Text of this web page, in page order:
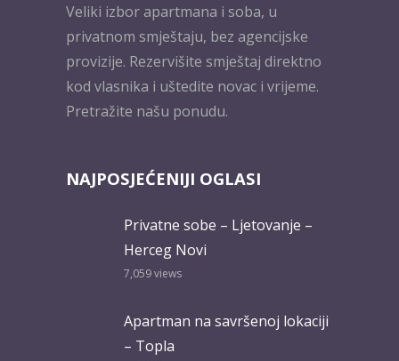
Veliki izbor apartmana i soba, u
privatnom smještaju, bez agencijske
provizije. Rezervišite smještaj direktno
kod vlasnika i uštedite novac i vrijeme.
Pretražite našu ponudu.
NAJPOSJEĆENIJI OGLASI
Privatne sobe – Ljetovanje –
Herceg Novi
7,059views
Apartman na savršenoj lokaciji
– Topla